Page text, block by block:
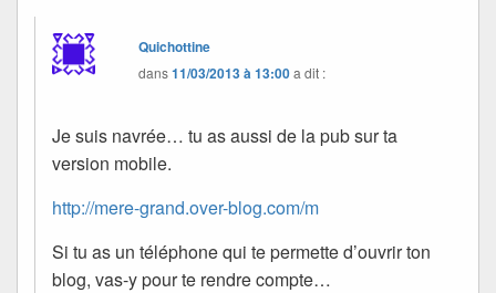
Quichottine
dans11/03/2013 à 13:00a dit :
Je suis navrée… tu as aussi de la pub sur ta
version mobile.
http://mere-grand.over-blog.com/m
Si tu as un téléphone qui te permette d’ouvrir ton
blog, vas-y pour te rendre compte…